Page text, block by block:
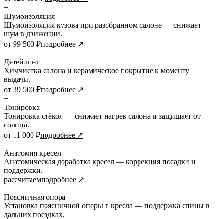
+
Шумоизоляция
Шумоизоляция кузова при разобранном салоне — снижает
шум в движении.
от 99 500 ₽подробнее ↗
+
Детейлинг
Химчистка салона и керамическое покрытие к моменту
выдачи.
от 39 500 ₽подробнее ↗
+
Тонировка
Тонировка стёкол — снижает нагрев салона и защищает от
солнца.
от 11 000 ₽подробнее ↗
+
Анатомия кресел
Анатомическая доработка кресел — коррекция посадки и
поддержки.
рассчитаемподробнее ↗
+
Поясничная опора
Установка поясничной опоры в кресла — поддержка спины в
дальних поездках.